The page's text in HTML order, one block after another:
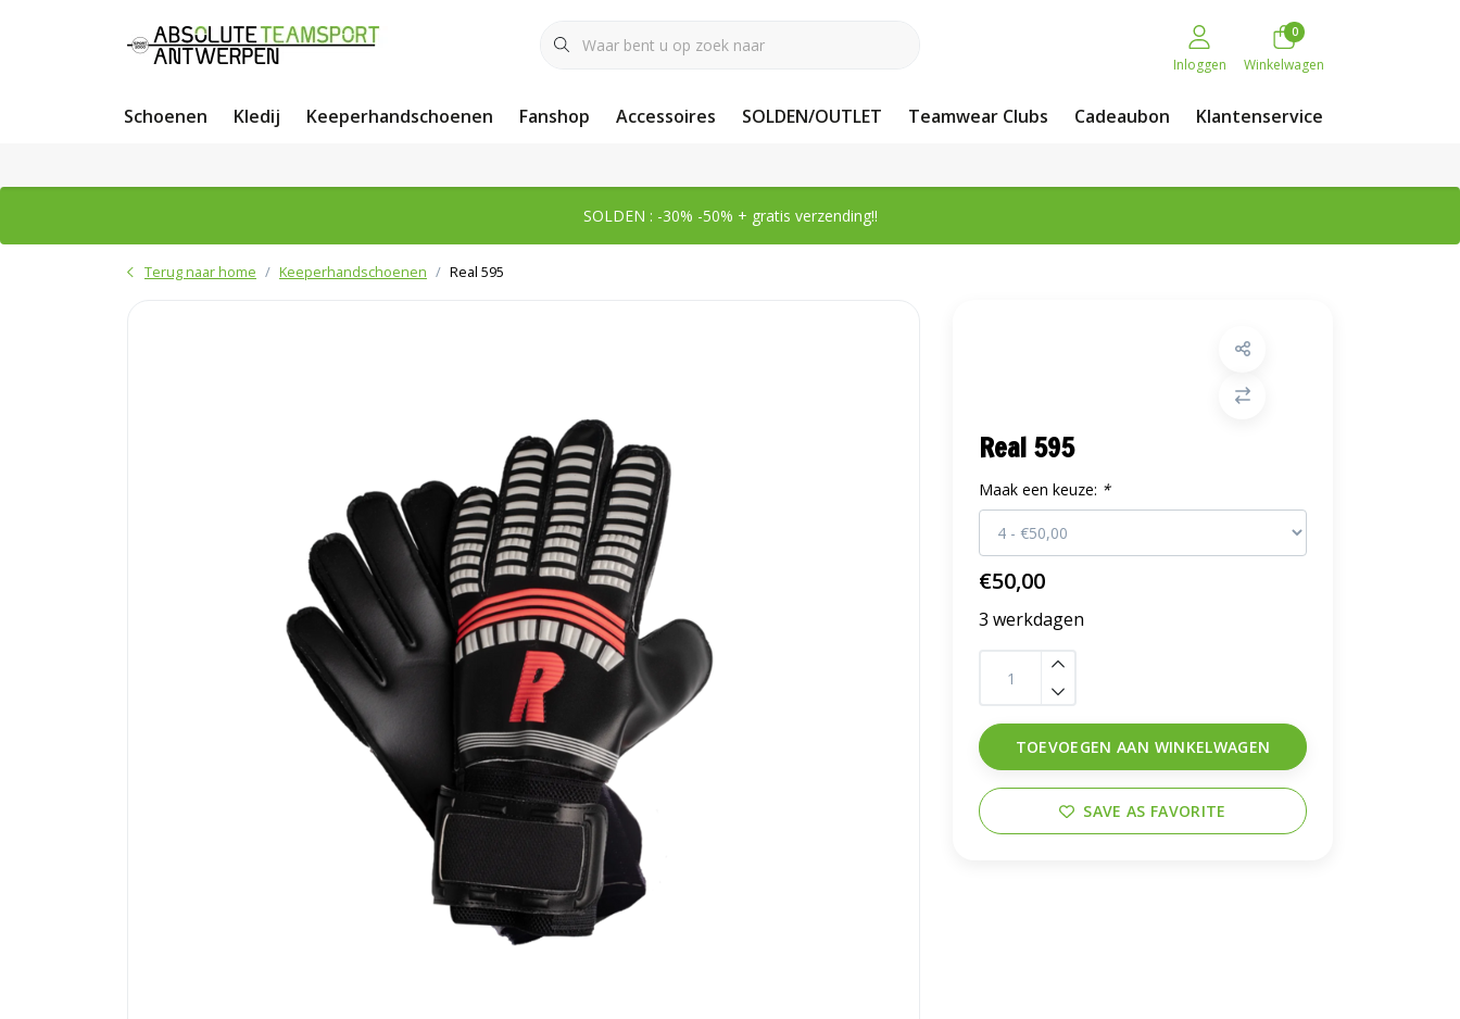
Inloggen
0
Winkelwagen
Schoenen Kledij Keeperhandschoenen Fanshop Accessoires SOLDEN/OUTLET Teamwear Clubs Cadeaubon Klantenservice
SOLDEN : -30% -50% + gratis verzending!!
Terug naar home Keeperhandschoenen Real 595
Real 595
Maak een keuze: *
€50,00
3 werkdagen
TOEVOEGEN AAN WINKELWAGEN
SAVE AS FAVORITE